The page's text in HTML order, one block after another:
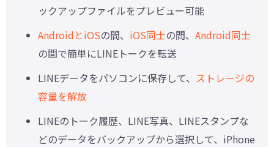
ックアップファイルをプレビュー可能
AndroidとiOSの間、 iOS同士の間、 Android同士
の間で簡単にLINEトークを転送
LINEデータをパソコンに保存して、 ストレージの
容量を解放
LINEのトーク履歴、LINE写真、LINEスタンプな
どのデータをバックアップから選択して、iPhone